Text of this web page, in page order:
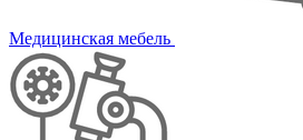
Медицинская мебель